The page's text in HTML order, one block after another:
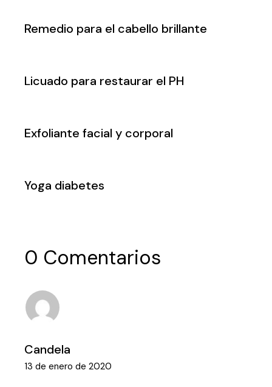
Remedio para el cabello brillante
Licuado para restaurar el PH
Exfoliante facial y corporal
Yoga diabetes
0 Comentarios
Candela
13 de enero de 2020